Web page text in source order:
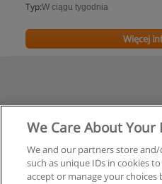
Typ:W ciągu tygodnia
Więcej
We Care About Your
We and our partners store
such as unique IDs in cookies
accept or manage your